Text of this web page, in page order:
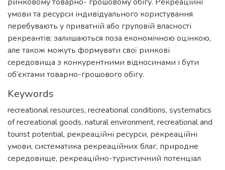
умови та ресурси індивідуального користування
перебувають у приватній або груповій власності
рекреантів; залишаються поза економічною оцінкою,
але також можуть формувати свої ринкові
середовища з конкурентними відносинами і бути
об’єктами товарно-грошового обігу.
Keywords
recreational resources, recreational conditions, systematics
of recreational goods, natural environment, recreational and
tourist potential, рекреаційні ресурси, рекреаційні
умови, систематика рекреаційних благ, природне
середовище, рекреаційно-туристичний потенціал